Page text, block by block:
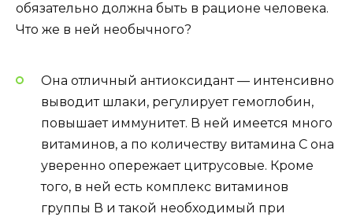
обязательно должна быть в рационе человека.
Что же в ней необычного?
Она отличный антиоксидант — интенсивно
выводит шлаки, регулирует гемоглобин,
повышает иммунитет. В ней имеется много
витаминов, а по количеству витамина С она
уверенно опережает цитрусовые. Кроме
того, в ней есть комплекс витаминов
группы В и такой необходимый при